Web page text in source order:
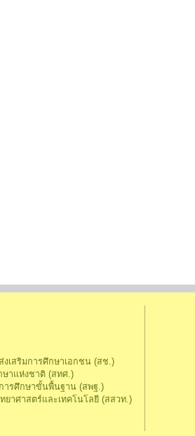
เสริมการศึกษาเอกชน (สช.)
าแห่งชาติ (สทศ.)
ารศึกษาขั้นพื้นฐาน (สพฐ.)
ยาศาสตร์และเทคโนโลยี (สสวท.)